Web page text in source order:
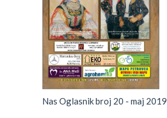
Nas Oglasnik broj 20 - maj 2019